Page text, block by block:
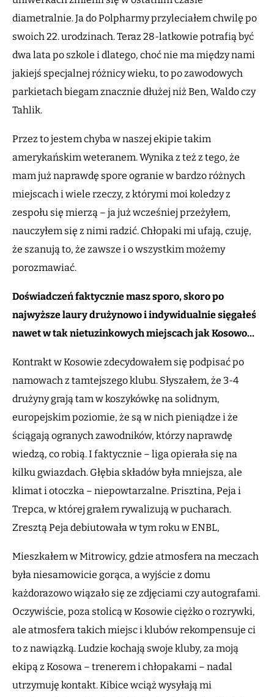
diametralnie. Ja do Polpharmy przyleciałem chwilę po
swoich 22. urodzinach. Teraz 28-latkowie potrafią być
dwa lata po szkole i dlatego, choć nie ma między nami
jakiejś specjalnej różnicy wieku, to po zawodowych
parkietach biegam znacznie dłużej niż Ben, Waldo czy
Tahlik.
Przez to jestem chyba w naszej ekipie takim
amerykańskim weteranem. Wynika z też z tego, że
mam już naprawdę spore ogranie w bardzo różnych
miejscach i wiele rzeczy, z którymi moi koledzy z
zespołu się mierzą – ja już wcześniej przeżyłem,
nauczyłem się z nimi radzić. Chłopaki mi ufają, czuję,
że szanują to, że zawsze i o wszystkim możemy
porozmawiać.
Doświadczeń faktycznie masz sporo, skoro po
najwyższe laury drużynowo i indywidualnie sięgałeś
nawet w tak nietuzinkowych miejscach jak Kosowo…
Kontrakt w Kosowie zdecydowałem się podpisać po
namowach z tamtejszego klubu. Słyszałem, że 3-4
drużyny grają tam w koszykówkę na solidnym,
europejskim poziomie, że są w nich pieniądze i że
ściągają ogranych zawodników, którzy naprawdę
wiedzą, co robią. I faktycznie – liga opierała się na
kilku gwiazdach. Głębia składów była mniejsza, ale
klimat i otoczka – niepowtarzalne. Prisztina, Peja i
Trepca, w której grałem rywalizują w pucharach.
Zresztą Peja debiutowała w tym roku w ENBL,
Mieszkałem w Mitrowicy, gdzie atmosfera na meczach
była niesamowicie gorąca, a wyjście z domu
każdorazowo wiązało się ze zdjęciami czy autografami.
Oczywiście, poza stolicą w Kosowie ciężko o rozrywki,
ale atmosfera takich miejsc i klubów rekompensuje ci
to z nawiązką. Ludzie kochają swoje kluby, za moją
ekipą z Kosowa – trenerem i chłopakami – nadal
utrzymuję kontakt. Kibice wciąż wysyłają mi